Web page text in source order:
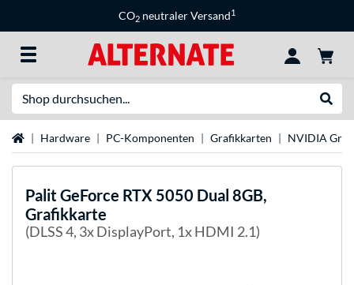
CO2 neutraler Versand1
StartseiteHardware PC-Komponenten Grafikkarten NVIDIA
PalitGeForce RTX 5050 Dual 8GB,
Grafikkarte
(DLSS 4, 3x DisplayPort, 1x HDMI 2.1)